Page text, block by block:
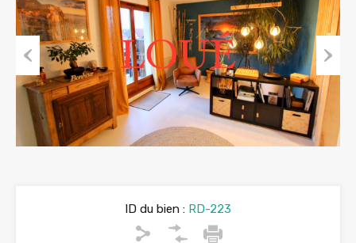
Previous Next
ID du bien : RD-223